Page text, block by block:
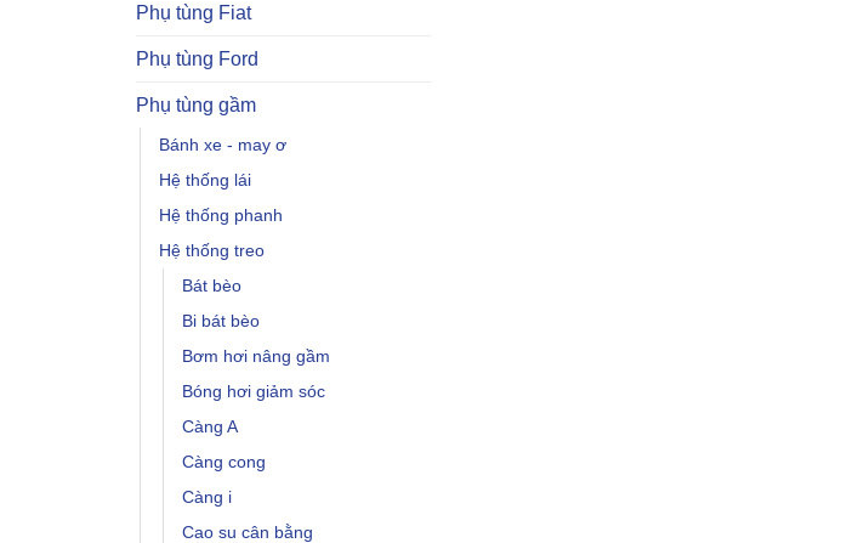
Phụ tùng Fiat
Phụ tùng Ford
Phụ tùng gầm
Bánh xe - may ơ
Hệ thống lái
Hệ thống phanh
Hệ thống treo
Bát bèo
Bi bát bèo
Bơm hơi nâng gầm
Bóng hơi giảm sóc
Càng A
Càng cong
Càng i
Cao su cân bằng